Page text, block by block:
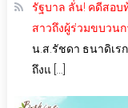
รัฐบาล ลั่น! คดีสอบ
สาวถึงผู้ร่วมขบวนก
น.ส.รัชดา ธนาดิเร
ถึงแ […]